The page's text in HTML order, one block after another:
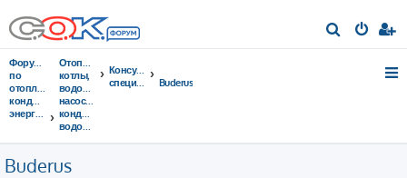
о
Форумы
по
отоплению,
кондиционированию,
энергосбережению
Отопительные
котлы,
водонагреватели,
насосы,
кондиционеры,
водоочистка...
Консультации
специалистов
Buderus
Buderus